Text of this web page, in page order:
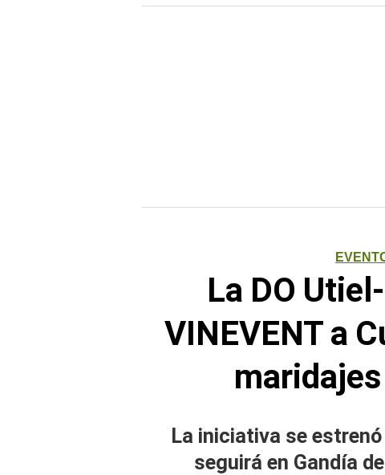
La DO
VINEVENT a
La iniciativa se
seguirá en Gandía